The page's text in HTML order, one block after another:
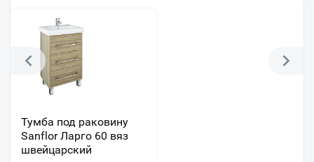
Тумба под раковину
Sanflor Ларго 60 вяз
швейцарский